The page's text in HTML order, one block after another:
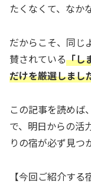
たくなくて、なか
だからこそ、同じ
賛されている「し
だけを厳選しまし
この記事を読めば、
で、明日からの活
りの宿が必ず見つ
【今回ご紹介する